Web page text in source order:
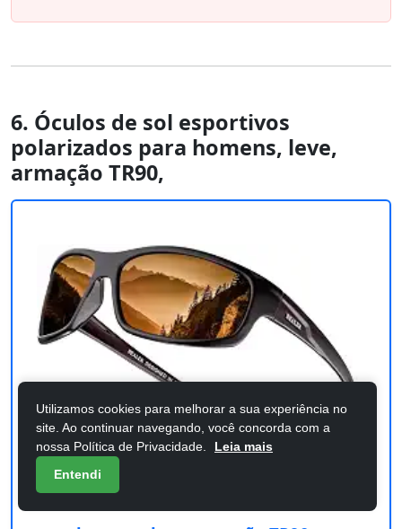
6. Óculos de sol esportivos
polarizados para homens, leve,
armação TR90,
Utilizamos cookies para melhorar a sua experiência no
site. Ao continuar navegando, você concorda com a
nossa Política de Privacidade.
Leia mais
Entendi